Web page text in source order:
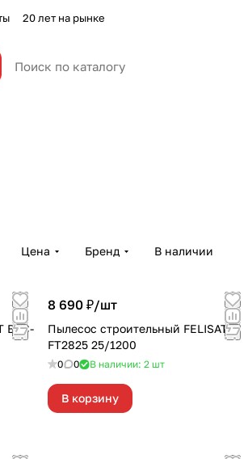
20 лет на рынке
Цена Бренд В наличии
BVC-
8 690 ₽/шт
Пылесос строительный FELISATTI
FT2825 25/1200
0 0 В наличии: 2 шт
В корзину